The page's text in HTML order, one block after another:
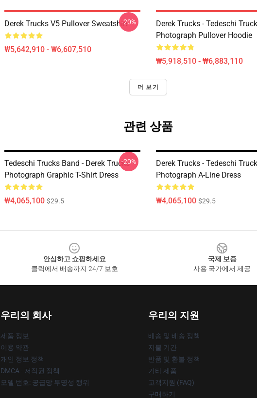
Derek Trucks V5 Pullover Sweatshirt
₩5,642,910 - ₩6,607,510
-20%
Derek Trucks - Tedeschi
Photograph Pullover Hoodie
₩5,918,510 - ₩6,883,110
더 보기
관련 상품
Tedeschi Trucks Band - Derek Trucks -
Photograph Graphic T-Shirt Dress
₩4,065,100 $29.5
-20%
Derek Trucks - Tedeschi
Photograph A-Line Dress
₩4,065,100 $29.5
안심하고 쇼핑하세요
클릭에서 배송까지 24/7 보호
국제 보증
사용 국가에서 제공
우리의 회사
제품 정보
이용 약관
개인 정보 정책
DMCA - 저작권 정책
모델 번호: 공급망 투명성 행위
우리의 지원
배송 및 배송 정책
지불 기간
반품 및 환불 정책
기타 제품
고객지원 (FAQ)
구매하기